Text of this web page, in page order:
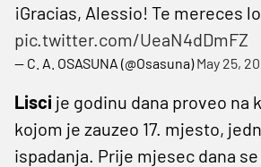
¡Gracias, Alessio! Te mereces
pic.twitter.com/UeaN4dDmFZ
— C. A. OSASUNA (@Osasuna)May 25,
Lisci je godinu dana proveo na
kojom je zauzeo 17. mjesto,
ispadanja. Prije mjesec dana